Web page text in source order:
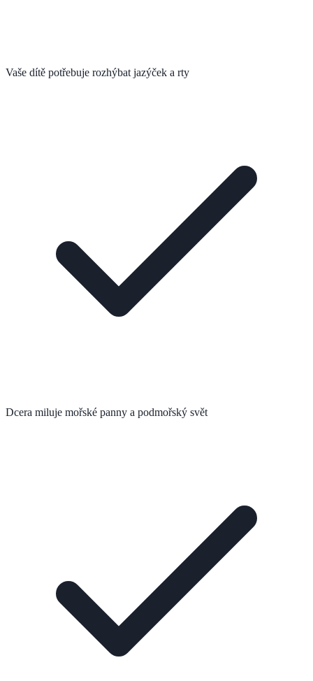
Vaše dítě potřebuje rozhýbat jazýček a rty
Dcera miluje mořské panny a podmořský svět